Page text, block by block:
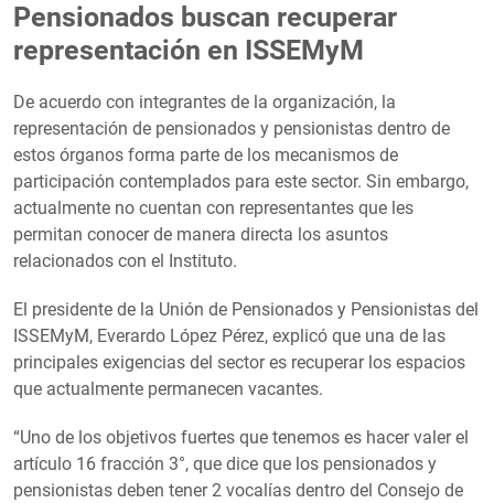
Pensionados buscan recuperar
representación en ISSEMyM
De acuerdo con integrantes de la organización, la
representación de pensionados y pensionistas dentro de
estos órganos forma parte de los mecanismos de
participación contemplados para este sector. Sin embargo,
actualmente no cuentan con representantes que les
permitan conocer de manera directa los asuntos
relacionados con el Instituto.
El presidente de la Unión de Pensionados y Pensionistas del
ISSEMyM, Everardo López Pérez, explicó que una de las
principales exigencias del sector es recuperar los espacios
que actualmente permanecen vacantes.
“Uno de los objetivos fuertes que tenemos es hacer valer el
artículo 16 fracción 3°, que dice que los pensionados y
pensionistas deben tener 2 vocalías dentro del Consejo de